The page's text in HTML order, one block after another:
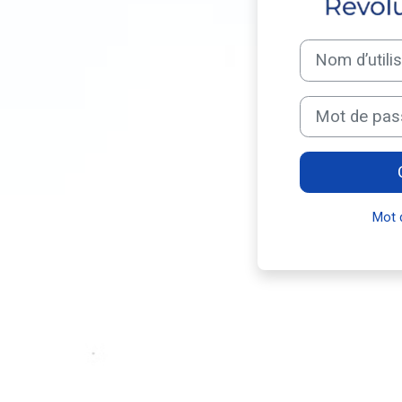
Nom d’utilisateur
Mot de passe
Mot